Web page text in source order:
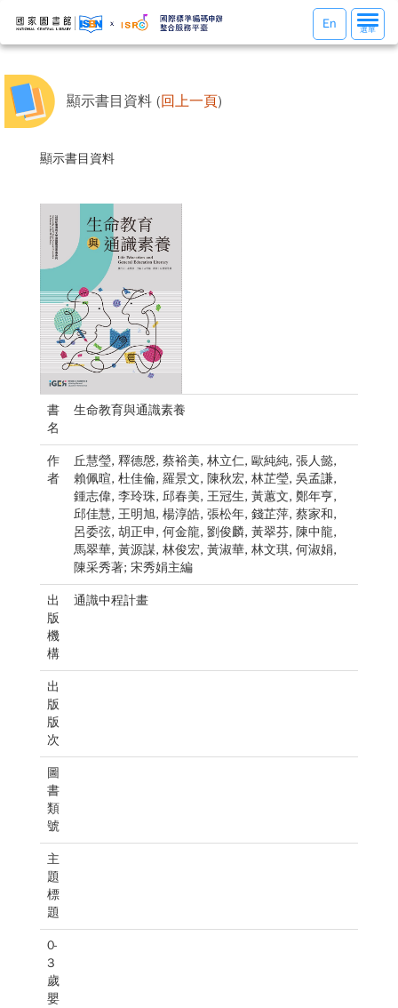
選
單
選單
En
顯示書目資料 (回上一頁)
顯示書目資料
書
名
生命教育與通識素養
作
者
丘慧瑩, 釋德慇, 蔡裕美, 林立仁, 歐純純, 張人懿,
賴佩暄, 杜佳倫, 羅景文, 陳秋宏, 林芷瑩, 吳孟謙,
鍾志偉, 李玲珠, 邱春美, 王冠生, 黃蕙文, 鄭年亨,
邱佳慧, 王明旭, 楊淳皓, 張松年, 錢芷萍, 蔡家和,
呂委弦, 胡正申, 何金龍, 劉俊麟, 黃翠芬, 陳中龍,
馬翠華, 黃源謀, 林俊宏, 黃淑華, 林文琪, 何淑娟,
陳采秀著; 宋秀娟主編
出
版
機
構
通識中程計畫
出
版
版
次
圖
書
類
號
主
題
標
題
0-
3
歲
嬰